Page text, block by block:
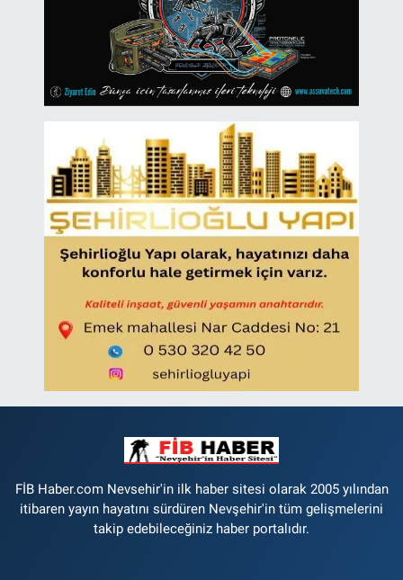
FİB Haber.com Nevsehir'in ilk haber sitesi olarak 2005 yılından
itibaren yayın hayatını sürdüren Nevşehir'in tüm gelişmelerini
takip edebileceğiniz haber portalıdır.